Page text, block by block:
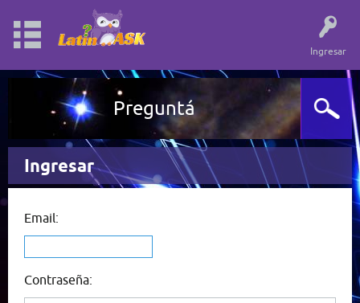
Ingresar
Preguntá
Ingresar
Email:
Contraseña: